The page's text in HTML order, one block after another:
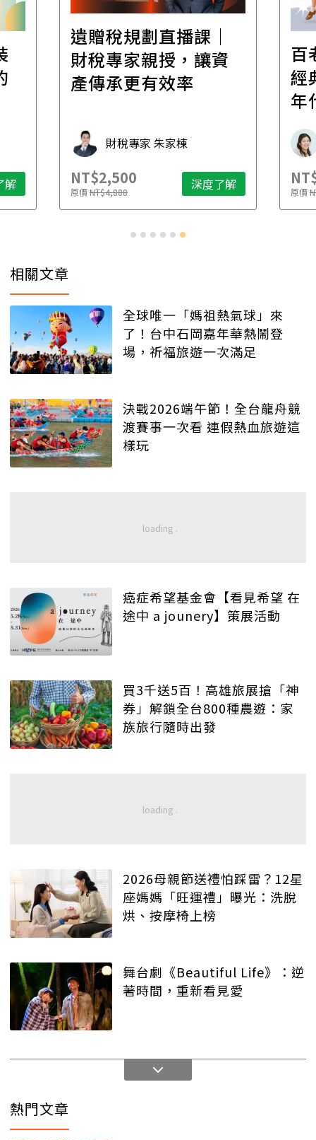
解
遺贈稅規劃直播課│
財稅專家親授，讓資
產傳承更有效率
財稅專家 朱家棟
NT$2,500
原價NT$4,888 深度了解
百
經
年
原價
相關文章
全球唯一「媽祖熱氣球」來
了！台中石岡嘉年華熱鬧登
場，祈福旅遊一次滿足
決戰2026端午節！全台龍舟競
渡賽事一次看 連假熱血旅遊這
樣玩
癌症希望基金會【看見希望 在
途中 a jounery】策展活動
買3千送5百！高雄旅展搶「神
券」解鎖全台800種農遊：家
族旅行隨時出發
2026母親節送禮怕踩雷？12星
座媽媽「旺運禮」曝光：洗脫
烘、按摩椅上榜
舞台劇《Beautiful Life》：逆
著時間，重新看見愛
熱門文章